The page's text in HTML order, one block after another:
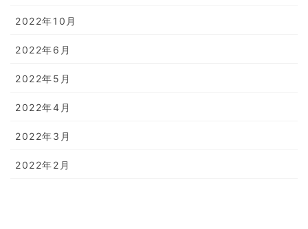
2022年10月
2022年6月
2022年5月
2022年4月
2022年3月
2022年2月